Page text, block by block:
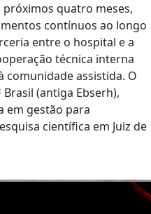
quatro meses,
contínuos ao longo
entre o hospital e a
técnica interna
comunidade assistida. O
Brasil (antiga Ebserh),
em gestão para
científica em Juiz de